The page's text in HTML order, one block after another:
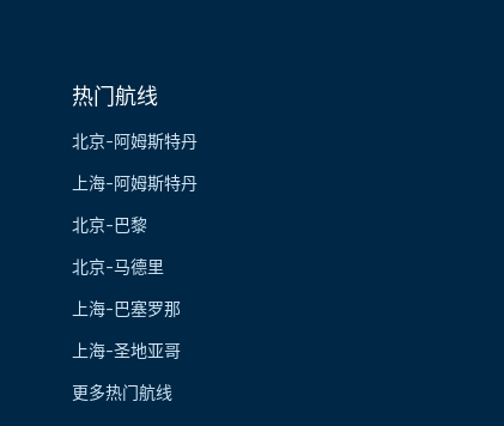
热门航线
北京-阿姆斯特丹
上海-阿姆斯特丹
北京-巴黎
北京-马德里
上海-巴塞罗那
上海-圣地亚哥
更多热门航线